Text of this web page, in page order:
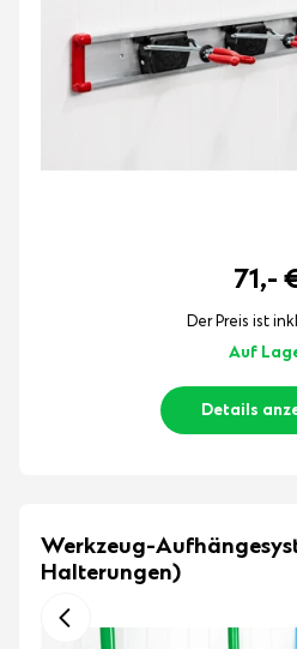
71,-
Der Preis ist
Auf
Details
Werkzeug-
Halterungen)